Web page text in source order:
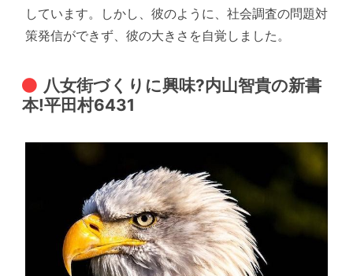
しています。しかし、彼のように、社会調査の問題対
策発信ができず、彼の大きさを自覚しました。
八女街づくりに興味?内山智貴の新書
本!平田村6431